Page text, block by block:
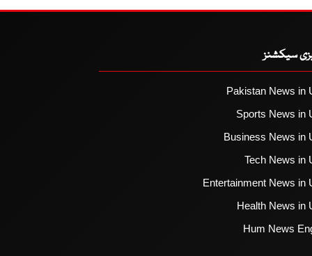
سیکشنز
Pakistan News in
Sports News in
Business News in
Tech News in
Entertainment News in
Health News in
Hum News